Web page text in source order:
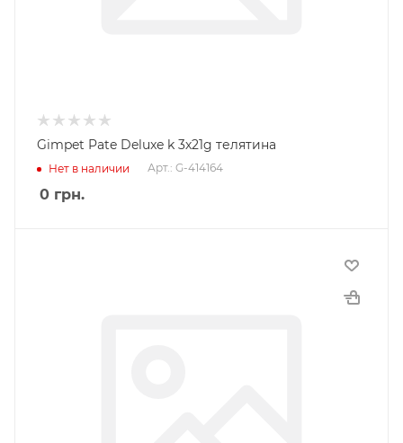
Gimpet Pate Deluxe k 3х21g телятина
Нет в наличии Арт.: G-414164
0 грн.